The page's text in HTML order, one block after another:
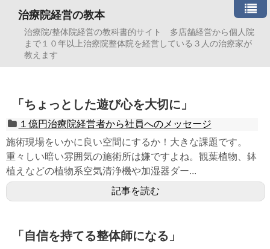
治療院経営の教本
治療院/整体院経営の教科書的サイト 多店舗経営から個人院
まで１０年以上治療院整体院を経営している３人の治療家が
教えます
「ちょっとした遊び心を大切に」
１億円治療院経営者から社員へのメッセージ
施術現場をいかに良い空間にするか！大きな課題です。
重々しい暗い雰囲気の施術所は嫌ですよね。観葉植物、鉢
植えなどの植物系空気清浄機や加湿器ダー...
記事を読む
「自信を持てる整体師になる」